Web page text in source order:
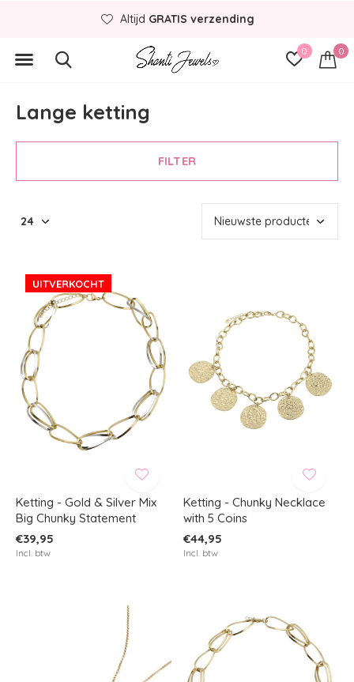
0 0
Altijd GRATIS verzending
Lange ketting
FILTER
UITVERKOCHT
Ketting - Gold & Silver Mix
Big Chunky Statement
€39,95
Incl. btw
Ketting - Chunky Necklace
with 5 Coins
€44,95
Incl. btw